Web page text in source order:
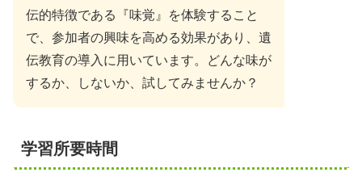
伝的特徴である『味覚』を体験すること
で、参加者の興味を高める効果があり、遺
伝教育の導入に用いています。どんな味が
するか、しないか、試してみませんか？
学習所要時間